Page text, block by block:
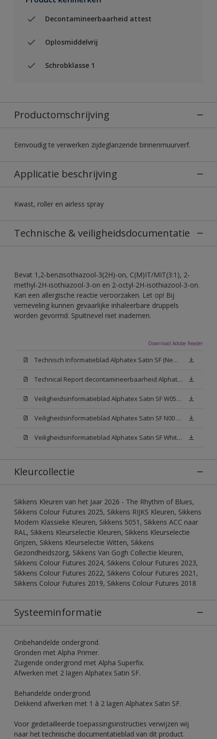
Decontamineerbaarheid attest
Oplosmiddelvrij
Schrobklasse 1
Productomschrijving
Eenvoudig te verwerken zijdeglanzende binnenmuurverf.
Applicatie beschrijving
Kwast, roller en airless spray
Technische & veiligheidsdocumentatie
Bevat 1,2-benzisothiazool-3(2H)-on, C(M)IT/MIT(3:1), 2-
methyl-2H-isothiazool-3-on en 2-octyl-2H-isothiazool-3-on.
Kan een allergische reactie veroorzaken. Let op! Bij
verneveling kunnen gevaarlijke inhaleerbare druppels
worden gevormd. Spuitnevel niet inademen.
Download Adobe Reader
Technisch Informatieblad Alphatex Satin SF (New Livery) (PDF)
Technical Report decontamineerbaarheid Alphatex Satin SF
Veiligheidsinformatieblad Alphatex Satin SF W05 (MSDS)
Veiligheidsinformatieblad Alphatex Satin SF N00 (MSDS)
Veiligheidsinformatieblad Alphatex Satin SF White (MSDS)
Kleurcollectie
Sikkens Kleuren van het Jaar 2026 - The Rhythm of Blues,
Sikkens Colour Futures 2025, Sikkens RIJKS Kleuren, Sikkens
Modern Klassieke Kleuren, Sikkens 5051, Sikkens ACC naar
RAL, Sikkens Kleurselectie Kleuren, Sikkens Kleurselectie
Grijzen, Sikkens Kleurselectie Witten, Sikkens
Gezondheidszorg, Sikkens Van Gogh Collectie kleuren,
Sikkens Colour Futures 2024, Sikkens Colour Futures 2023,
Sikkens Colour Futures 2022, Sikkens Colour Futures 2021,
Sikkens Colour Futures 2019, Sikkens Colour Futures 2018
Systeeminformatie
Onbehandelde ondergrond.
Gronden met Alpha Primer.
Zuigende ondergrond met Alpha Superfix.
Afwerken met 2 lagen Alphatex Satin SF.
Behandelde ondergrond.
Dekkend afwerken met 1 à 2 lagen Alphatex Satin SF.
Voor gedetailleerde toepassingsinstructies verwijzen wij
naar het technische documentatieblad van dit product.